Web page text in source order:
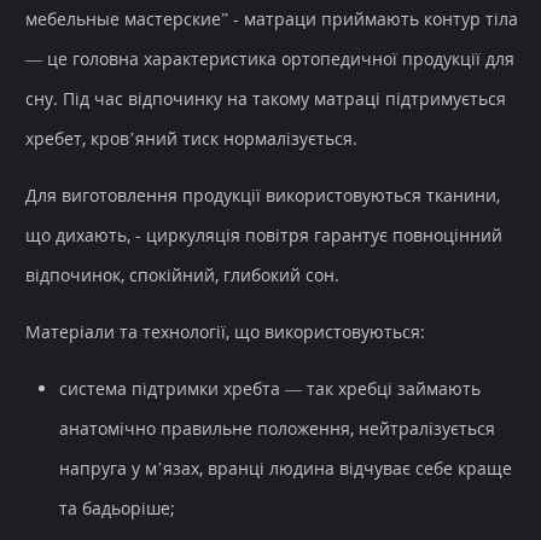
мебельные мастерские” - матраци приймають контур тіла
— це головна характеристика ортопедичної продукції для
сну. Під час відпочинку на такому матраці підтримується
хребет, кров’яний тиск нормалізується.
Для виготовлення продукції використовуються тканини,
що дихають, - циркуляція повітря гарантує повноцінний
відпочинок, спокійний, глибокий сон.
Матеріали та технології, що використовуються:
система підтримки хребта — так хребці займають
анатомічно правильне положення, нейтралізується
напруга у м’язах, вранці людина відчуває себе краще
та бадьоріше;